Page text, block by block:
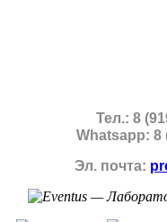
Тел.: 8
Whatsapp: 8
Эл. почта: